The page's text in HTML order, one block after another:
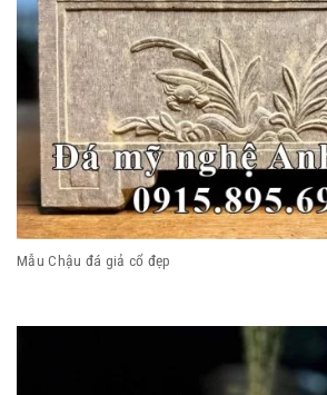
Mẫu Chậu đá giả cổ đẹp